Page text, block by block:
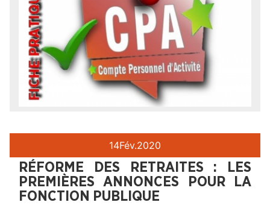
14Fév.2020
RÉFORME DES RETRAITES : LES
PREMIÈRES ANNONCES POUR LA
FONCTION PUBLIQUE